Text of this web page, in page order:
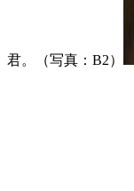
君。（写真：B2）